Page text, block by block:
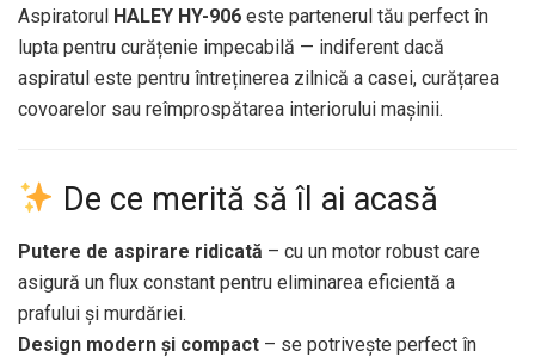
Aspiratorul HALEY HY-906 este partenerul tău perfect în
lupta pentru curățenie impecabilă — indiferent dacă
aspiratul este pentru întreținerea zilnică a casei, curățarea
covoarelor sau reîmprospătarea interiorului mașinii.
De ce merită să îl ai acasă
Putere de aspirare ridicată – cu un motor robust care
asigură un flux constant pentru eliminarea eficientă a
prafului și murdăriei.
Design modern și compact – se potrivește perfect în